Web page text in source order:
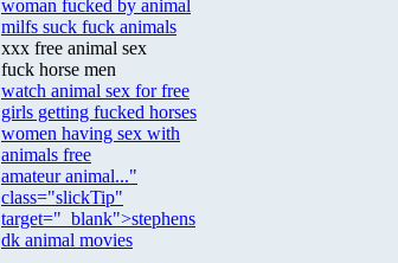
woman fucked by animal
milfs suck fuck animals
xxx free animal sex
fuck horse men
watch animal sex for free
girls getting fucked horses
women having sex with
animals free
amateur animal..."
class="slickTip"
target="_blank">stephens
dk animal movies